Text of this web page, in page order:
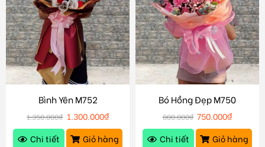
Bình Yên M752
1.350.000₫ 1.300.000₫
Chi tiết
Giỏ hàng
Bó Hồng Đẹp M750
800.000₫ 750.000₫
Chi tiết
Giỏ hàng